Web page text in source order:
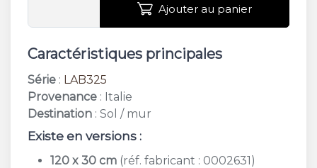
Ajouter au panier
Caractéristiques principales
Série : LAB325
Provenance : Italie
Destination : Sol / mur
Existe en versions :
120 x 30 cm (réf. fabricant : 0002631)